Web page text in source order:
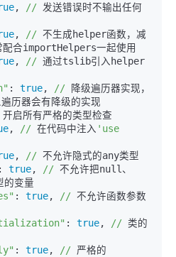
, // 发送错误时不输出任何
, // 不生成helper函数，减
配合importHelpers一起使用
, // 通过tslib引入helper
: true, // 降级遍历器实现，
遍历器会有降级的实现
开启所有严格的类型检查
, // 在代码中注入 'use
, // 不允许隐式的any类型
: true, // 不允许把null、
变量
: true, // 不允许函数参数
: true, // 类的
: true, // 严格的